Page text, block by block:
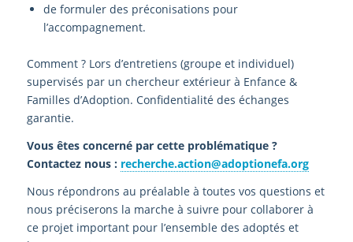
de formuler des préconisations pour
l’accompagnement.
Comment ? Lors d’entretiens (groupe et individuel)
supervisés par un chercheur extérieur à Enfance &
Familles d’Adoption. Confidentialité des échanges
garantie.
Vous êtes concerné par cette problématique ?
Contactez nous : recherche.action@adoptionefa.org
Nous répondrons au préalable à toutes vos questions et
nous préciserons la marche à suivre pour collaborer à
ce projet important pour l’ensemble des adoptés et